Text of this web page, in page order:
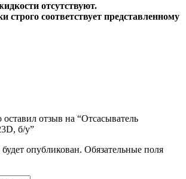
отсутствуют.
строго соответствует представленному
отзыв на “Отсасыватель
б/у”
опубликован. Обязательные поля